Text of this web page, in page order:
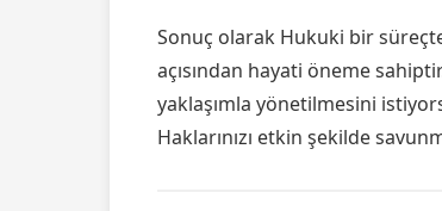
Sonuç olarak Hukuki bir
açısından hayati öneme
yaklaşımla yönetilmesini
Haklarınızı etkin şekilde